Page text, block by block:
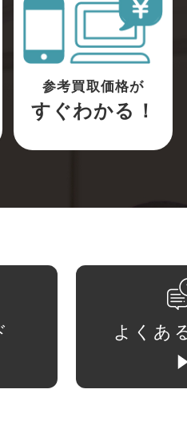
参考買取価格が
すぐわかる！
よくあ